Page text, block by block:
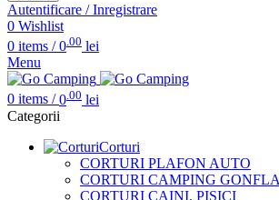
Autentificare / Inregistrare
0 Wishlist
0 items / 0.00 lei
Menu
0 items / 0 .00 lei
Categorii
Corturi
CORTURI PLAFON AUTO
CORTURI CAMPING
CORTURI CAINI, PISICI